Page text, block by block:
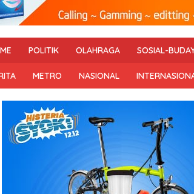
POLITIK OLAHRAGA SOSIAL-
METRO NASIONAL